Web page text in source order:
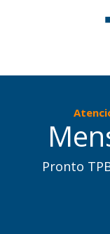
Pronto